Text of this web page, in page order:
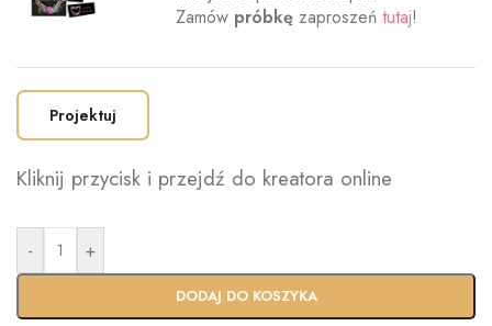
Zamów próbkę zaproszeń tutaj!
Projektuj
Kliknij przycisk i przejdź do kreatora online
- +
DODAJ DO KOSZYKA